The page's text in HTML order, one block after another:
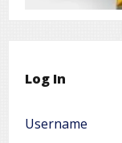
Log In
Username